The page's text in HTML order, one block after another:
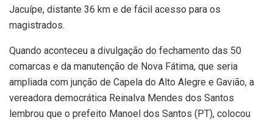
Jacuípe, distante 36 km e de fácil acesso para os
magistrados.
Quando aconteceu a divulgação do fechamento das 50
comarcas e da manutenção de Nova Fátima, que seria
ampliada com junção de Capela do Alto Alegre e Gavião, a
vereadora democrática Reinalva Mendes dos Santos
lembrou que o prefeito Manoel dos Santos (PT), colocou